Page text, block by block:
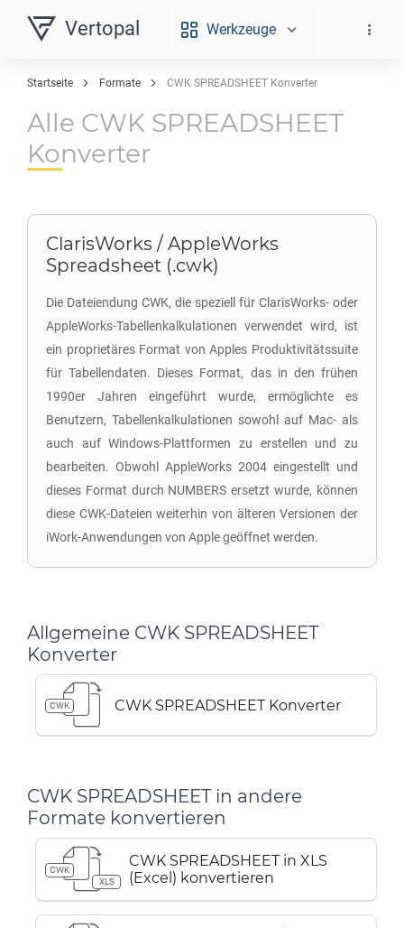
Vertopal Werkzeuge
Startseite Formate CWK SPREADSHEET Konverter
Alle CWK SPREADSHEET
Konverter
ClarisWorks / AppleWorks
Spreadsheet (.cwk)
Die Dateiendung CWK, die speziell für ClarisWorks- oder
AppleWorks-Tabellenkalkulationen verwendet wird, ist
ein proprietäres Format von Apples Produktivitätssuite
für Tabellendaten. Dieses Format, das in den frühen
1990er Jahren eingeführt wurde, ermöglichte es
Benutzern, Tabellenkalkulationen sowohl auf Mac- als
auch auf Windows-Plattformen zu erstellen und zu
bearbeiten. Obwohl AppleWorks 2004 eingestellt und
dieses Format durch NUMBERS ersetzt wurde, können
diese CWK-Dateien weiterhin von älteren Versionen der
iWork-Anwendungen von Apple geöffnet werden.
Allgemeine CWK SPREADSHEET
Konverter
CWK CWK SPREADSHEET Konverter
CWK SPREADSHEET in andere
Formate konvertieren
CWK
XLS
CWK SPREADSHEET in XLS
(Excel) konvertieren